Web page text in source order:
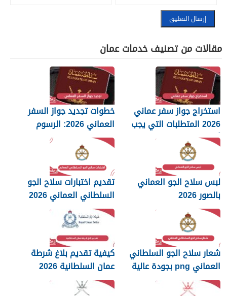
مقالات من تصنيف خدمات عمان
استخراج جواز سفر عماني
2026 المتطلبات التي يجب
أن تعرفها
خطوات تجديد جواز السفر
العماني 2026: الرسوم
والمستندات المطلوبة
لبس سلاح الجو العماني
بالصور 2026
تقديم اختبارات سلاح الجو
السلطاني العماني 2026
شعار سلاح الجو السلطاني
العماني png بجودة عالية
2026
كيفية تقديم بلاغ شرطة
عمان السلطانية 2026